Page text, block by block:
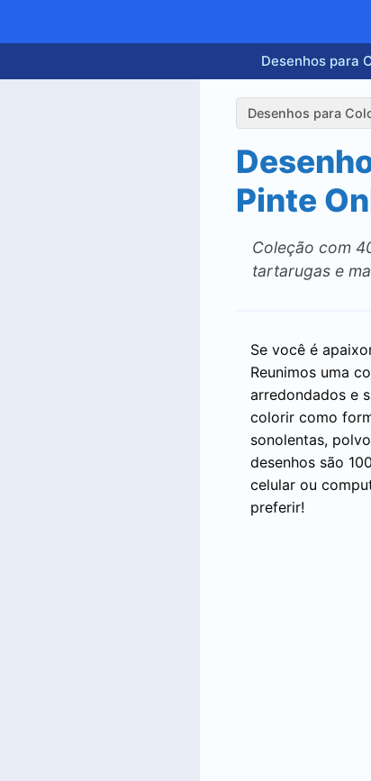
conteúdo
Desenhos para
Desenhos para
Pinte
Coleção com
tartarugas e
Se você é
Reunimos uma
arredondados e
colorir como
sonolentas,
desenhos são
celular ou
preferir!